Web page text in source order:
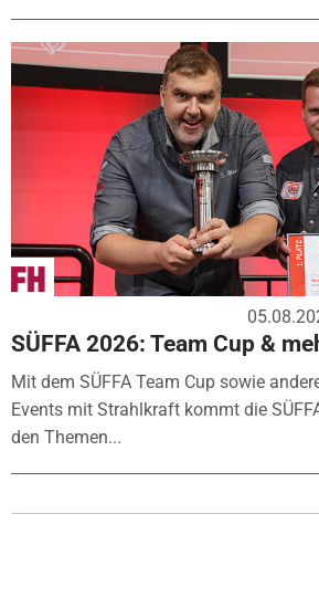
SÜFFA 2026: Team Cup &
Mit dem SÜFFA Team Cup sowie
Events mit Strahlkraft kommt die
den Themen...